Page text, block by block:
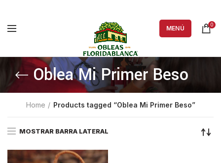
MENÚ 0
Oblea Mi Primer Beso
Home Products tagged “Oblea Mi Primer Beso”
MOSTRAR BARRA LATERAL